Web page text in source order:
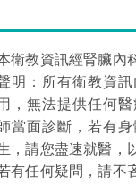
衛教資訊經腎臟內
明：所有衛教資
，無法提供任何
當面診斷，若有
，請您盡速就醫，
有任何疑問，請不